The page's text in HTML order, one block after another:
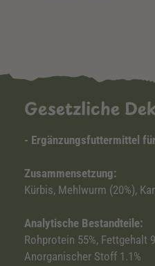
Gesetzliche
- Ergänzungsfuttermittel
Zusammensetzung:
Kürbis, Mehlwurm (20%),
Analytische Bestandteile:
Rohprotein 55%, Fettgehalt
Anorganischer Stoff 1.1%